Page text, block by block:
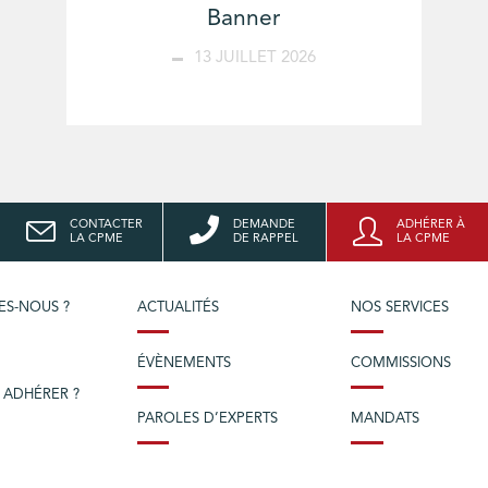
Banner
13 JUILLET 2026
CONTACTER
LA CPME
DEMANDE
DE RAPPEL
ADHÉRER À
LA CPME
NOUS ?
?
ACTUALITÉS
ÉVÈNEMENTS
PAROLES D’EXPERTS
NOS SERVICES
COMMISSIONS
MANDATS